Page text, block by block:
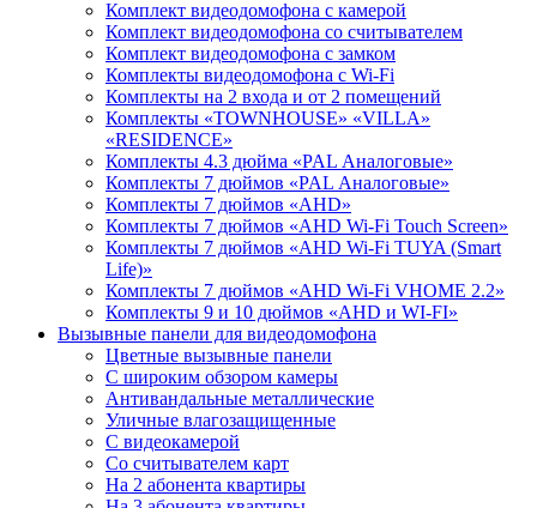
Комплект видеодомофона с камерой
Комплект видеодомофона со считывателем
Комплект видеодомофона c замком
Комплекты видеодомофона с Wi-Fi
Комплекты на 2 входа и от 2 помещений
Комплекты «TOWNHOUSE» «VILLA»
«RESIDENCE»
Комплекты 4.3 дюйма «PAL Аналоговые»
Комплекты 7 дюймов «PAL Аналоговые»
Комплекты 7 дюймов «AHD»
Комплекты 7 дюймов «AHD Wi-Fi Touch Screen»
Комплекты 7 дюймов «AHD Wi-Fi TUYA (Smart
Life)»
Комплекты 7 дюймов «AHD Wi-Fi VHOME 2.2»
Комплекты 9 и 10 дюймов «AHD и WI-FI»
Вызывные панели для видеодомофона
Цветные вызывные панели
С широким обзором камеры
Антивандальные металлические
Уличные влагозащищенные
С видеокамерой
Со считывателем карт
На 2 абонента квартиры